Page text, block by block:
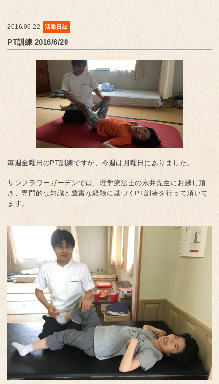
2016.06.22 活動日誌
PT訓練 2016/6/20
毎週金曜日のPT訓練ですが、今週は月曜日にありました。
サンフラワーガーデンでは、理学療法士の永井先生にお越し頂
き、専門的な知識と豊富な経験に基づくPT訓練を行って頂いて
ます。